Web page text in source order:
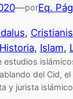
—porEq.
,
Historia, Islam,
estudios
del Cid,
y jurista islámico